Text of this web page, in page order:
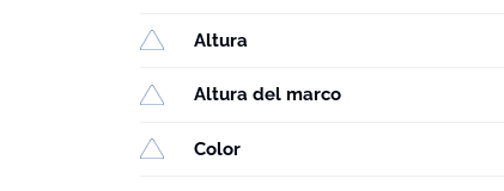
Altura
Altura del marco
Color